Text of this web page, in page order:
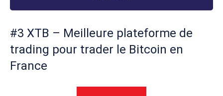
#3 XTB – Meilleure plateforme de
trading pour trader le Bitcoin en
France